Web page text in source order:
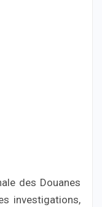
des Douanes
investigations,